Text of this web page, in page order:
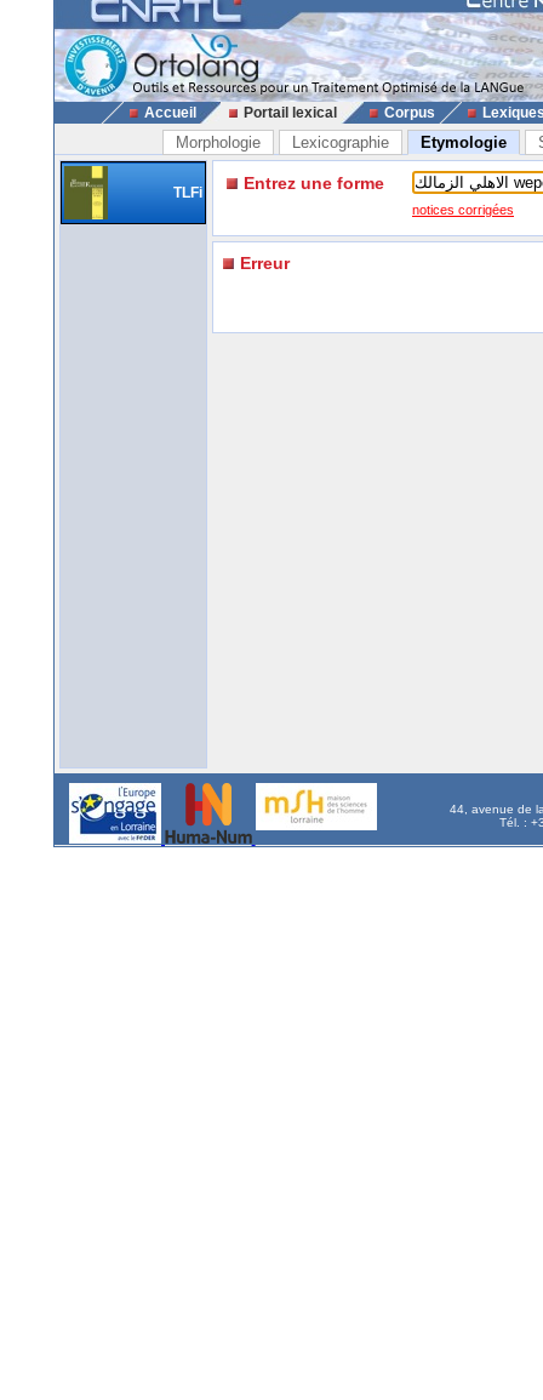
Accueil Portail lexical Corpus
Morphologie Lexicographie Etymologie
TLFi Entrez une forme
notices corrigées
Erreur
44, avenue de
Tél. :